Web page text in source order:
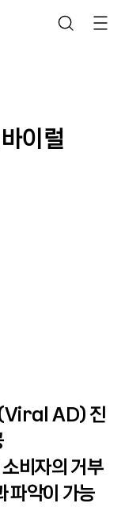
이럴
AD) 진
비자의 거부
파악이 가능